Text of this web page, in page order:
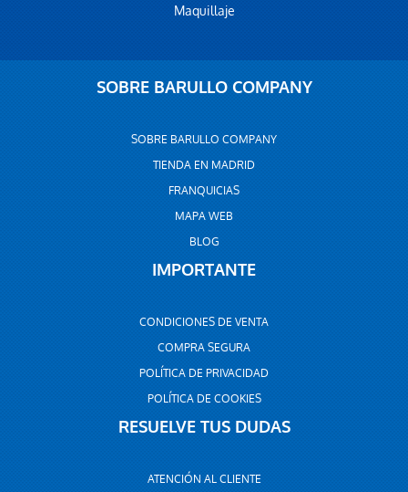
Maquillaje
SOBRE BARULLO COMPANY
SOBRE BARULLO COMPANY
TIENDA EN MADRID
FRANQUICIAS
MAPA WEB
BLOG
IMPORTANTE
CONDICIONES DE VENTA
COMPRA SEGURA
POLÍTICA DE PRIVACIDAD
POLÍTICA DE COOKIES
RESUELVE TUS DUDAS
ATENCIÓN AL CLIENTE